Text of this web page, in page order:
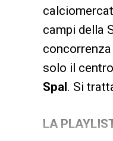
campi della
concorrenza
solo il
Spal. Si
LA